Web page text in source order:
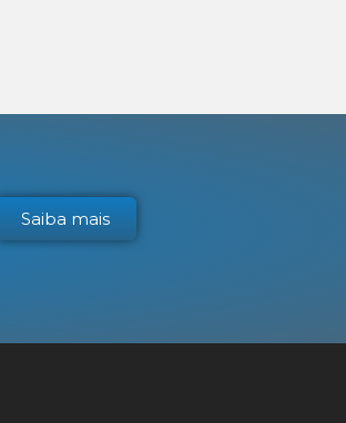
Saiba mais